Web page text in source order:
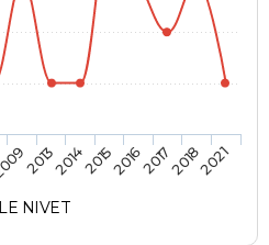
LE NIVET
2013201420152016201720182021